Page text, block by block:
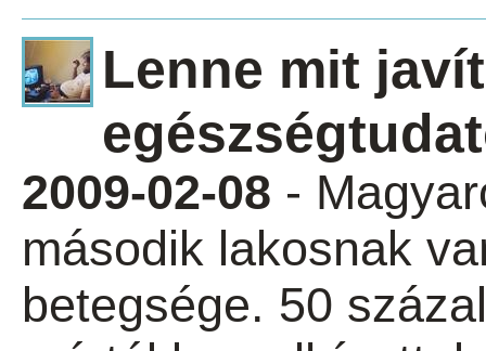
Lenne mit
2009-02-08 -
második lakosnak
betegsége. 50